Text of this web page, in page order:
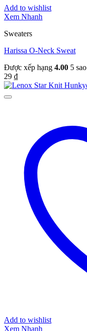
Add to wishlist
Xem Nhanh
Sweaters
Harissa O-Neck Sweat
Được xếp hạng 4.00 5 sao
29 ₫
Add to wishlist
Xem Nhanh